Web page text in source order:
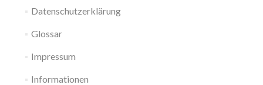
Datenschutzerklärung
Glossar
Impressum
Informationen